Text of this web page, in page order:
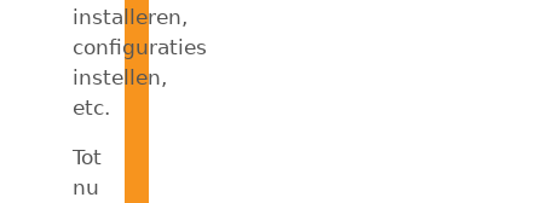
installeren,
configuraties
instellen,
etc.
Tot
nu